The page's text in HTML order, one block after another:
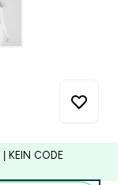
| KEIN CODE